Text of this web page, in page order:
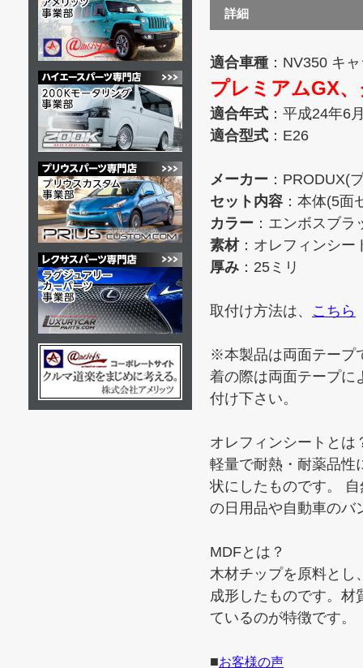
詳細
適合車種 ：NV350 キ
プレミアムGX
適合年式 ：平成24年6
適合型式 ：E26
メーカー ：PRODUX(
セット内容 ：本体(5
カラー ：エンボスブラ
素材：オレフィンシー
厚み ：25ミリ
取付け方法は、 こちら
※本製品は両面テープ
着の際は両面テープに
付け下さい。
オレフィンシートとは
軽量で耐熱・耐薬品性
状にしたものです。
の日用品や自動車のバ
MDFとは？
木材チップを原料とし
成形したものです。材
ているのが特徴です。
■お客様の声